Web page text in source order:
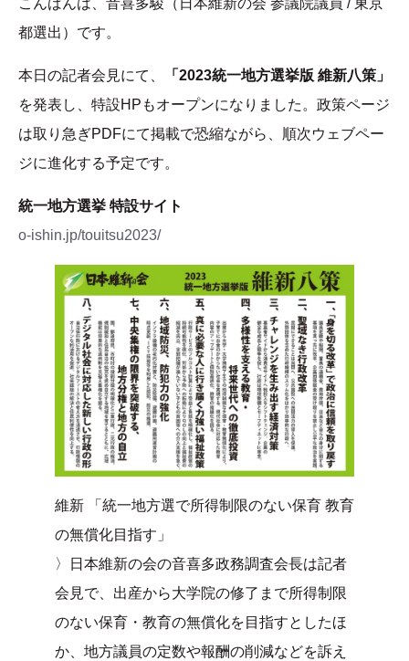
こんばんは、音喜多駿（日本維新の会 参議院議員 / 東京
都選出）です。
本日の記者会見にて、
「2023統一地方選挙版 維新八策」
を発表し、特設HPもオープンになりました。政策ページ
は取り急ぎPDFにて掲載で恐縮ながら、順次ウェブペー
ジに進化する予定です。
統一地方選挙 特設サイト
o-ishin.jp/touitsu2023/
維新 「統一地方選で所得制限のない保育 教育
の無償化目指す」
〉日本維新の会の音喜多政務調査会長は記者
会見で、出産から大学院の修了まで所得制限
のない保育・教育の無償化を目指すとしたほ
か、地方議員の定数や報酬の削減などを訴え